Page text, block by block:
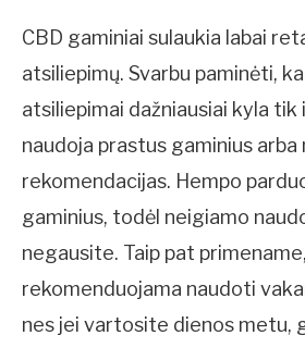
CBD gaminiai sulaukia labai
atsiliepimų. Svarbu paminėti,
atsiliepimai dažniausiai kyla tik
naudoja prastus gaminius arba
rekomendacijas. Hempo
gaminius, todėl neigiamo
negausite. Taip pat
rekomenduojama naudoti
nes jei vartosite dienos metu,